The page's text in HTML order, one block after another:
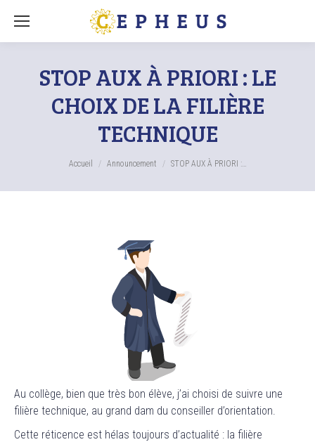
STOP AUX À PRIORI : LE
CHOIX DE LA FILIÈRE
TECHNIQUE
Vous êtes ici :Accueil Announcement STOP AUX À PRIORI :…
Au collège, bien que très bon élève, j’ai choisi de suivre une
filière technique, au grand dam du conseiller d’orientation.
Cette réticence est hélas toujours d’actualité : la filière